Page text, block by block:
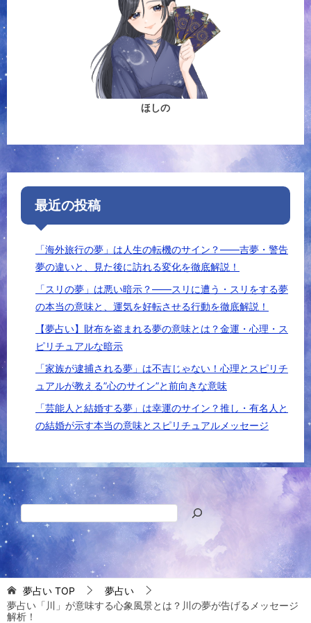
ほしの
最近の投稿
「海外旅行の夢」は人生の転機のサイン？――吉夢・警告
夢の違いと、見た後に訪れる変化を徹底解説！
「スリの夢」は悪い暗示？――スリに遭う・スリをする夢
の本当の意味と、運気を好転させる行動を徹底解説！
【夢占い】財布を盗まれる夢の意味とは？金運・心理・ス
ピリチュアルな暗示
「家族が逮捕される夢」は不吉じゃない！心理とスピリチ
ュアルが教える”心のサイン”と前向きな意味
「芸能人と結婚する夢」は幸運のサイン？推し・有名人と
の結婚が示す本当の意味とスピリチュアルメッセージ
索
夢占い TOP
夢占い
夢占い「川」が意味する心象風景とは？川の夢が告げるメッセージ
解析！